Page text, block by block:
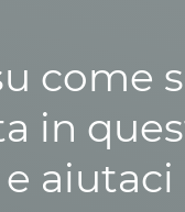
come
in